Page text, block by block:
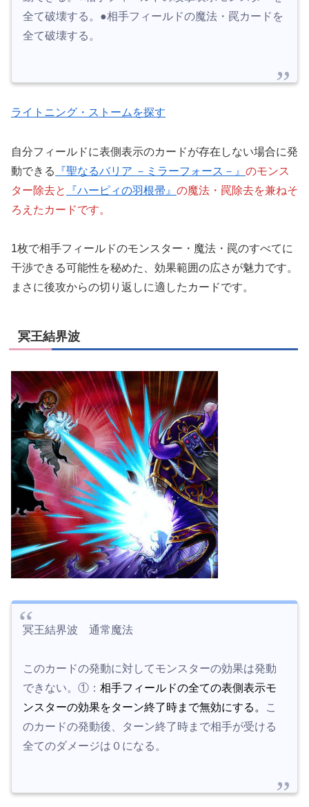
全て破壊する。●相手フィールドの魔法・罠カードを
全て破壊する。
ライトニング・ストームを探す
自分フィールドに表側表示のカードが存在しない場合に発
動できる
『聖なるバリア －ミラーフォース－』 のモンス
ター除去と
『ハーピィの羽根帚』 の魔法・罠除去を兼ねそ
ろえたカードです。
1枚で相手フィールドのモンスター・魔法・罠のすべてに
干渉できる可能性を秘めた、効果範囲の広さが魅力です。
まさに後攻からの切り返しに適したカードです。
冥王結界波
冥王結界波 通常魔法
このカードの発動に対してモンスターの効果は発動
できない。①： 相手フィールドの全ての表側表示モ
ンスターの効果をターン終了時まで無効にする。
こ
のカードの発動後、ターン終了時まで相手が受ける
全てのダメージは０になる。